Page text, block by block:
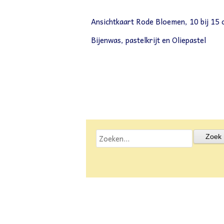
Ansichtkaart Rode Bloemen, 10 bij 15
Bijenwas, pastelkrijt en Oliepastel